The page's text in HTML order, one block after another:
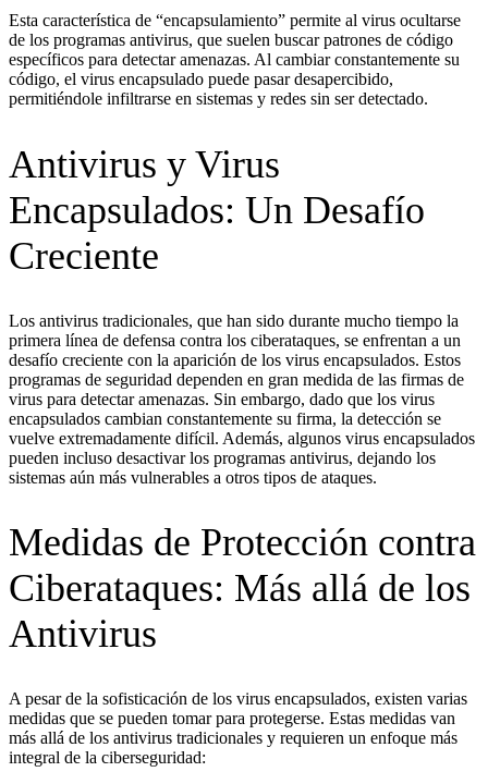
Esta característica de “encapsulamiento” permite al virus ocultarse
de los programas antivirus, que suelen buscar patrones de código
específicos para detectar amenazas. Al cambiar constantemente su
código, el virus encapsulado puede pasar desapercibido,
permitiéndole infiltrarse en sistemas y redes sin ser detectado.
Antivirus y Virus
Encapsulados: Un Desafío
Creciente
Los antivirus tradicionales, que han sido durante mucho tiempo la
primera línea de defensa contra los ciberataques, se enfrentan a un
desafío creciente con la aparición de los virus encapsulados. Estos
programas de seguridad dependen en gran medida de las firmas de
virus para detectar amenazas. Sin embargo, dado que los virus
encapsulados cambian constantemente su firma, la detección se
vuelve extremadamente difícil. Además, algunos virus encapsulados
pueden incluso desactivar los programas antivirus, dejando los
sistemas aún más vulnerables a otros tipos de ataques.
Medidas de Protección contra
Ciberataques: Más allá de los
Antivirus
A pesar de la sofisticación de los virus encapsulados, existen varias
medidas que se pueden tomar para protegerse. Estas medidas van
más allá de los antivirus tradicionales y requieren un enfoque más
integral de la ciberseguridad: